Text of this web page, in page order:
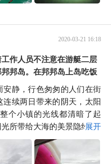
2020-03-21 16:18
作人员不注意在游艇二层
邦岛。在邦邦岛上岛吃饭
安静，行色匆匆的人们在街
连续两日带来的阴天，太阳
个小镇的光线都清暗了起
所带给大海的美景隐约...
展开